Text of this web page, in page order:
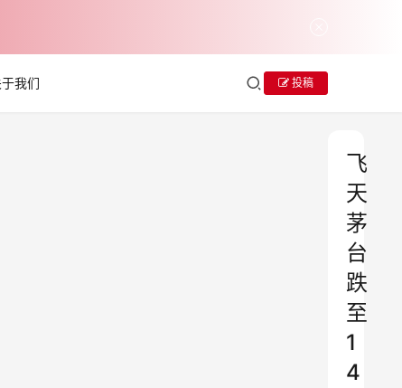
我们 投稿
飞
天
茅
台
跌
至
1
4